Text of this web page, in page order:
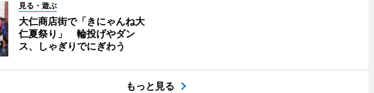
見る・遊ぶ
大仁商店街で「きにゃんね大
仁夏祭り」 輪投げやダン
ス、しゃぎりでにぎわう
もっと見る